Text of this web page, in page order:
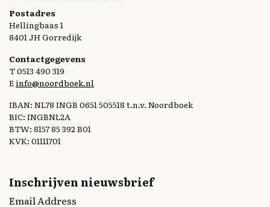
Postadres
Hellingbaas 1
8401 JH Gorredijk
Contactgegevens
T 0513 490 319
E info@noordboek.nl
IBAN: NL78 INGB 0651 505518 t.n.v. Noordboek
BIC: INGBNL2A
BTW: 8157 85 392 B01
KVK: 01111701
Inschrijven nieuwsbrief
Email Address